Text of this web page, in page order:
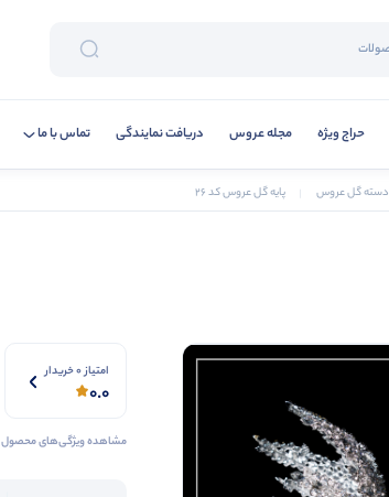
حراج ویژه مجله عروس دریافت نمایندگی تماس با ما
دسته گل عروس پایه گل عروس کد 26
امتیاز 0 خریدار
0.0
مشاهده ویژگی‌های محصول